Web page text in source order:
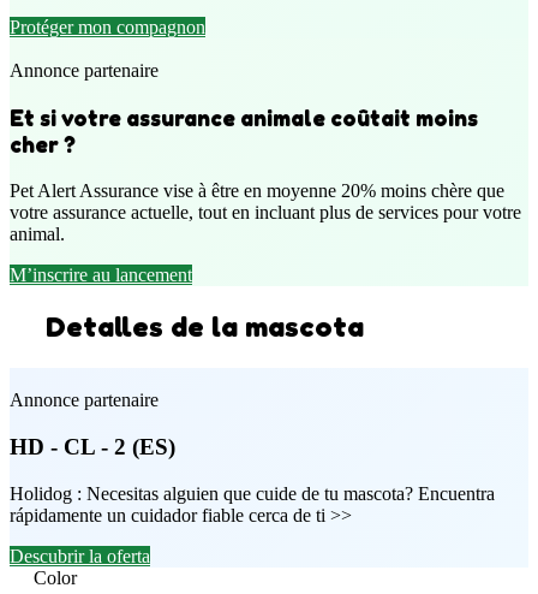
Protéger mon compagnon
Annonce partenaire
Et si votre assurance animale coûtait moins
cher ?
Pet Alert Assurance vise à être en moyenne 20% moins chère que
votre assurance actuelle, tout en incluant plus de services pour votre
animal.
M’inscrire au lancement
Detalles de la mascota
Annonce partenaire
HD - CL - 2 (ES)
Holidog : Necesitas alguien que cuide de tu mascota? Encuentra
rápidamente un cuidador fiable cerca de ti >>
Descubrir la oferta
Color